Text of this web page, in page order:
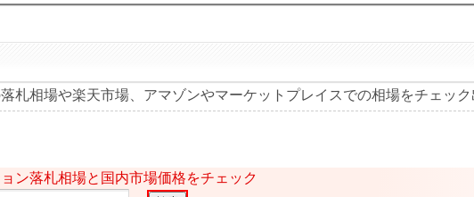
札相場や楽天市場、アマゾンやマーケットプレイスでの相場をチェック
ン落札相場と国内市場価格をチェック